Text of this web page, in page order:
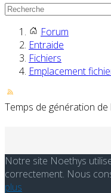
Forum
Entraide
Fichiers
Emplacement
Temps de génération
Notre site Noethys
correctement. Nous
plus